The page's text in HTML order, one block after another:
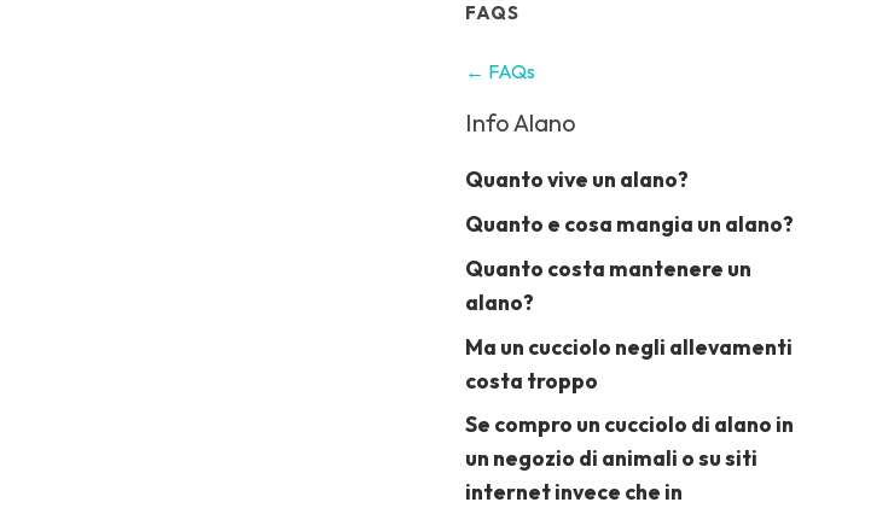
FAQS
← FAQs
Info Alano
Quanto vive un alano?
Quanto e cosa mangia un alano?
Quanto costa mantenere un
alano?
Ma un cucciolo negli allevamenti
costa troppo
Se compro un cucciolo di alano in
un negozio di animali o su siti
internet invece che in